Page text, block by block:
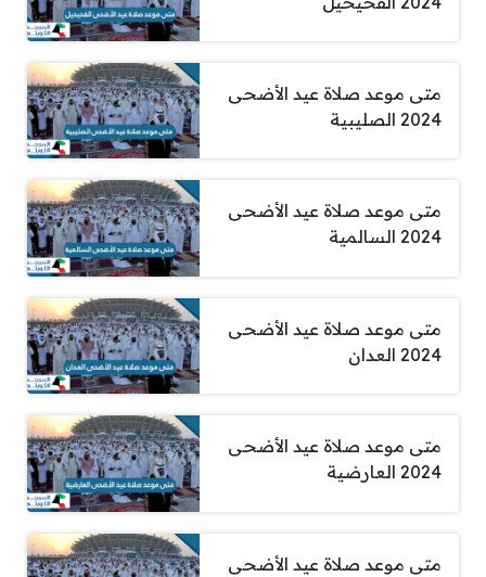
متى موعد صلاة عيد الأضحى
2024 الصليبية
متى موعد صلاة عيد الأضحى
2024 السالمية
متى موعد صلاة عيد الأضحى
2024 العدان
متى موعد صلاة عيد الأضحى
2024 العارضية
متى موعد صلاة عيد الأضحى